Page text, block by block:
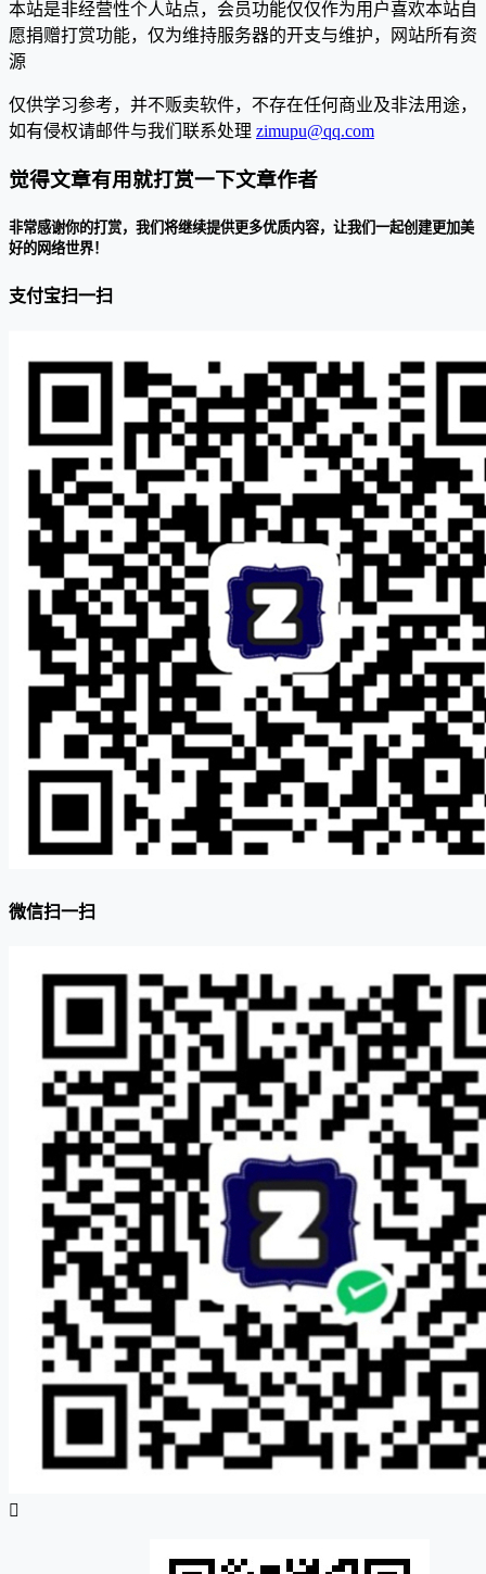
本站是非经营性个人站点，会员功能仅仅作为用户喜欢本站自
愿捐赠打赏功能，仅为维持服务器的开支与维护，网站所有资
源
仅供学习参考，并不贩卖软件，不存在任何商业及非法用途，
如有侵权请邮件与我们联系处理 zimupu@qq.com
觉得文章有用就打赏一下文章作者
非常感谢你的打赏，我们将继续提供更多优质内容，让我们一起创建更加美
好的网络世界！
支付宝扫一扫
微信扫一扫
